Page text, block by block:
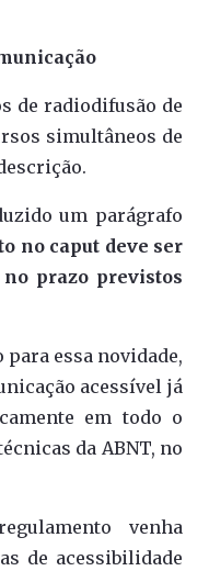
de radiodifusão de
simultâneos de
um parágrafo
no caput deve ser
prazo previstos
essa novidade,
acessível já
em todo o
da ABNT, no
venha
de acessibilidade